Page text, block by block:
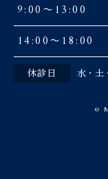
9:00〜13:00
14:00〜18:00
休診日 水・
©